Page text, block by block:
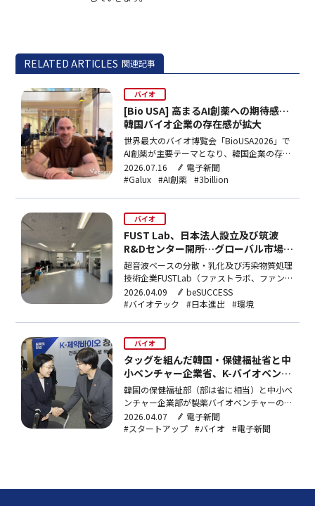
RELATED ARTICLES 関連記事
バイオ
[Bio USA] 高まるAI創薬への期待感…
韓国バイオ企業の存在感が拡大
世界最大のバイオ博覧会「BioUSA2026」で
AI創薬が主要テーマとなり、韓国企業の存在
感が高まった。3billionとGaluxは複数のグ
ローバル製薬会社と面会し、独自ゲノムデー
が激化するなか、韓国のGPUリソース不足が
課題として浮上した。
2026.07.16
電子新聞
#Galux #AI創薬 #3billion
バイオ
FUST Lab、日本法人設立及び筑波
R&Dセンター開所…グローバル市場攻
略本格化
超音波ベースの分散・乳化及び汚染物質処理
技術企業FUSTLab（ファストラボ、ファン・
ボミンソン代表）が日本現地法人の設立と筑
波R&Dセンターの開所を完了し、日本市場に
POWTEX（パウテックス）など…
2026.04.09
beSUCCESS
#バイオテック
#日本進出 #環境
バイオ
タッグを組んだ韓国・保健福祉省と中
小ベンチャー企業省、K-バイオベンチ
ャー育てる
韓国の保健福祉部（部は省に相当）と中小ベ
ンチャー企業部が製薬バイオベンチャーの育
成で協力することで合意した後、両部が後続
の作業を加速させている。技術の専門性と金
2026.04.07
電子新聞
#スタートアップ #バイオ #電子新聞